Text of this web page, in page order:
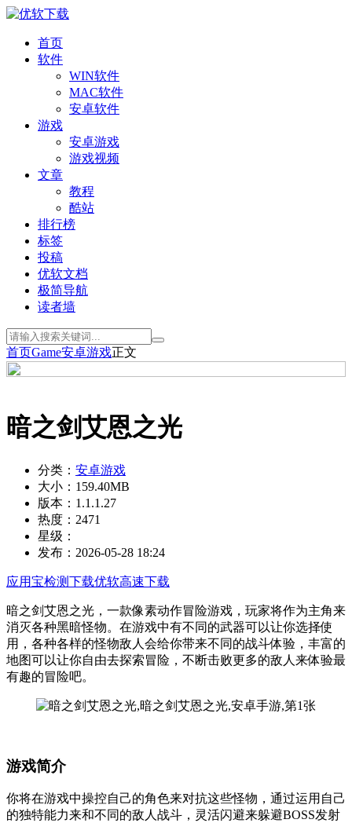
首页
软件
WIN软件
MAC软件
安卓软件
游戏
安卓游戏
游戏视频
文章
教程
酷站
排行榜
标签
投稿
优软文档
极简导航
读者墙
首页Game安卓游戏正文
暗之剑艾恩之光
分类： 安卓游戏
大小： 159.40MB
版本： 1.1.1.27
热度： 2471
星级：
发布： 2026-05-28 18:24
应用宝检测下载优软高速下载
暗之剑艾恩之光，一款像素动作冒险游戏，玩家将作为主角来
消灭各种黑暗怪物。在游戏中有不同的武器可以让你选择使
用，各种各样的怪物敌人会给你带来不同的战斗体验，丰富的
地图可以让你自由去探索冒险，不断击败更多的敌人来体验最
有趣的冒险吧。
游戏简介
你将在游戏中操控自己的角色来对抗这些怪物，通过运用自己
的独特能力来和不同的敌人战斗，灵活闪避来躲避BOSS发射